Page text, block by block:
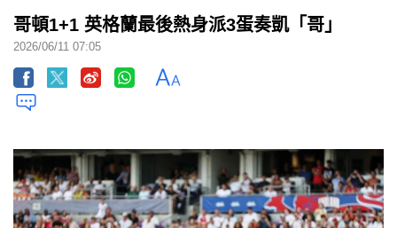
哥頓1+1 英格蘭最後熱身派3蛋奏凱「哥」
2026/06/11 07:05